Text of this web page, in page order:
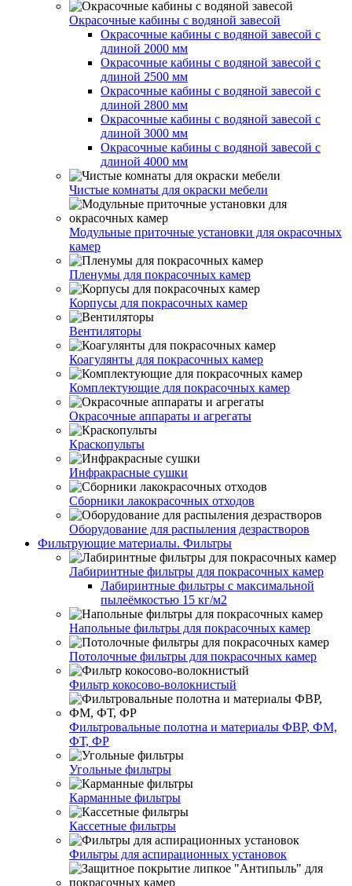
Окрасочные кабины с водяной завесой
Окрасочные кабины с водяной завесой с
длиной 2000 мм
Окрасочные кабины с водяной завесой с
длиной 2500 мм
Окрасочные кабины с водяной завесой с
длиной 2800 мм
Окрасочные кабины с водяной завесой с
длиной 3000 мм
Окрасочные кабины с водяной завесой с
длиной 4000 мм
Чистые комнаты для окраски мебели
Модульные приточные установки для окрасочных
камер
Пленумы для покрасочных камер
Корпусы для покрасочных камер
Вентиляторы
Коагулянты для покрасочных камер
Комплектующие для покрасочных камер
Окрасочные аппараты и агрегаты
Краскопульты
Инфракрасные сушки
Сборники лакокрасочных отходов
Оборудование для распыления дезрастворов
Фильтрующие материалы. Фильтры
Лабиринтные фильтры для покрасочных камер
Лабиринтные фильтры с максимальной
пылеёмкостью 15 кг/м2
Напольные фильтры для покрасочных камер
Потолочные фильтры для покрасочных камер
Фильтр кокосово-волокнистый
Фильтровальные полотна и материалы ФВР, ФМ,
ФТ, ФР
Угольные фильтры
Карманные фильтры
Кассетные фильтры
Фильтры для аспирационных установок